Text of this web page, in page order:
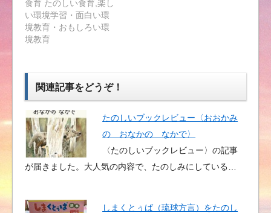
食育 たのしい食育,楽し
い環境学習・面白い環
境教育・おもしろい環
境教育
関連記事をどうぞ！
たのしいブックレビュー〈おおかみ
の おなかの なかで〉
〈たのしいブックレビュー〉の記事
が届きました。大人気の内容で、たのしみにしている…
しまくとぅば（琉球方言）をたのし